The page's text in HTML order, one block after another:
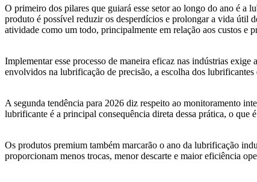
O primeiro dos pilares que guiará esse setor ao longo do ano é a
produto é possível reduzir os desperdícios e prolongar a vida útil
atividade como um todo, principalmente em relação aos custos e
Implementar esse processo de maneira eficaz nas indústrias
envolvidos na lubrificação de precisão, a escolha dos
A segunda tendência para 2026 diz respeito ao monitoramento
lubrificante é a principal consequência direta dessa prática, o que
Os produtos premium também marcarão o ano da lubrificação
proporcionam menos trocas, menor descarte e maior eficiência